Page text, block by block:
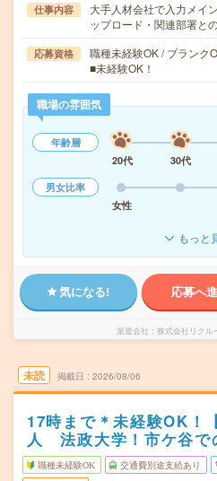
仕事内容
大手人材会社で入力メイ
ップロード・関連部署と
応募資格
職種未経験OK / ブランク
■未経験OK！
職場の雰囲気
年齢層
20代
30代
男女比率
女性
もっと
気になる! 応募へ
派遣会社 株式会社リクル
未読 掲載日 2026/08/06
17時まで＊未経験OK！
人 法政大学！市ケ谷で
職種未経験OK 交通費別途支給あり